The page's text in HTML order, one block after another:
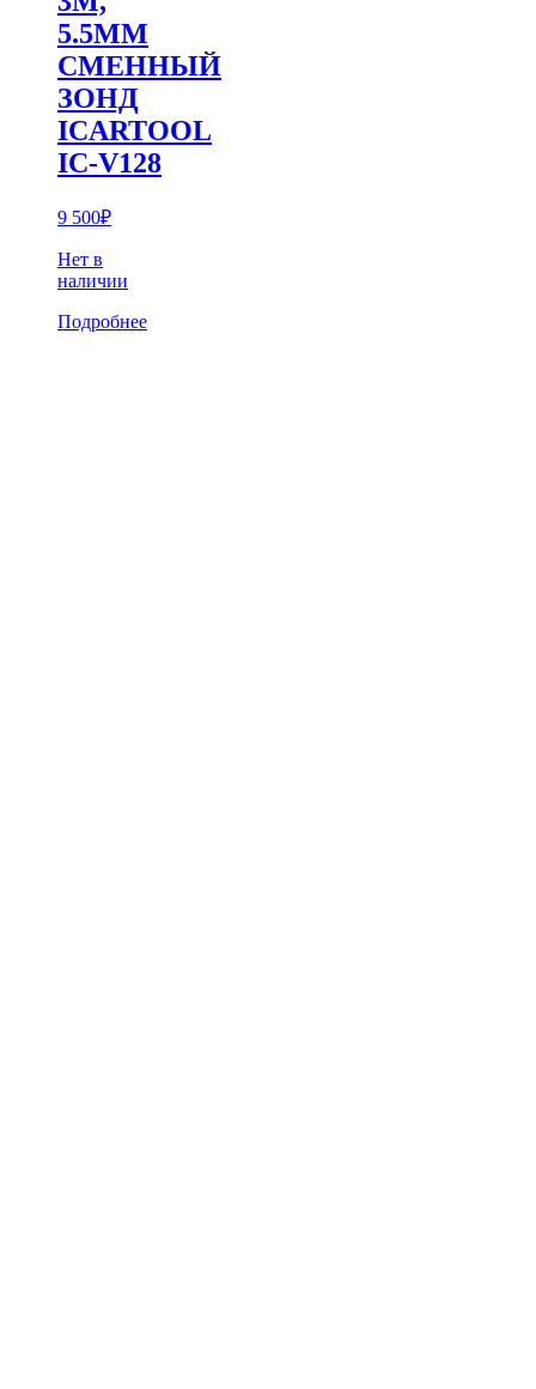
5.5ММ
СМЕННЫЙ
ЗОНД
ICARTOOL
IC-V128
9 500₽
Нет в
наличии
Подробнее